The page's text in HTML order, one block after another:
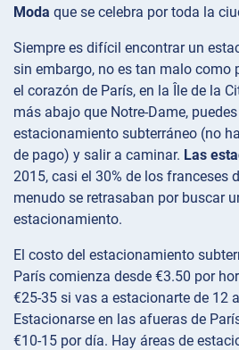
Moda que se celebra por toda la
Siempre es difícil encontrar un
sin embargo, no es tan malo como
el corazón de París, en la Île de la
más abajo que Notre-Dame,
estacionamiento subterráneo (no
de pago) y salir a caminar. Las
2015, casi el 30% de los franceses
menudo se retrasaban por buscar
estacionamiento.
El costo del estacionamiento
París comienza desde €3.50 por
€25-35 si vas a estacionarte de 12
Estacionarse en las afueras de
€10-15 por día. Hay áreas de